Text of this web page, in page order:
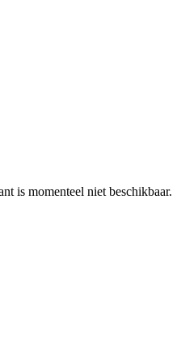
is momenteel niet beschikbaar.